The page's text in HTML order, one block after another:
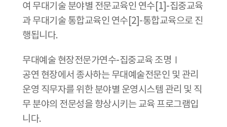
여 무대기술 분야별 전문교육인 연수[1]-집중교육
과 무대기술 통합교육인 연수[2]-통합교육으로 진
행됩니다.
무대예술 현장전문가연수-집중교육 조명Ⅰ
공연 현장에서 종사하는 무대예술전문인 및 관리
운영 직무자를 위한 분야별 운영시스템 관리 및 직
무 분야의 전문성을 향상시키는 교육 프로그램입
니다.